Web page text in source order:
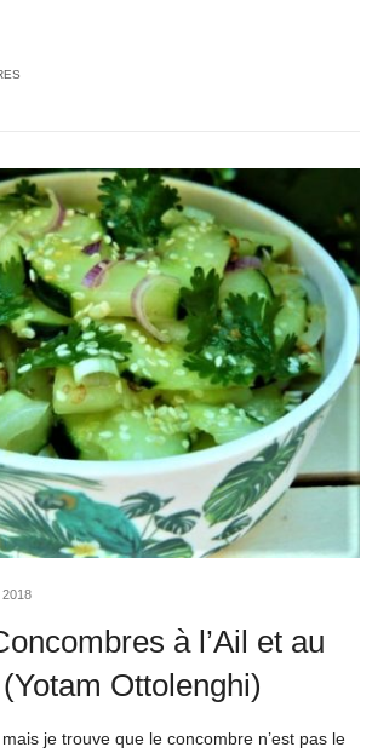
à l’Ail et au
Ottolenghi)
je trouve que le concombre n’est pas le